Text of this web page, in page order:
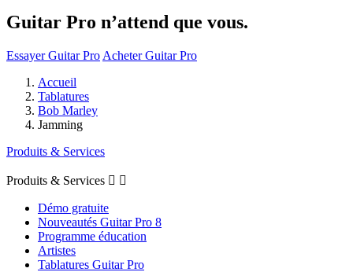
Guitar Pro n’attend que vous.
Essayer Guitar Pro Acheter Guitar Pro
Accueil
Tablatures
Bob Marley
Jamming
Produits & Services
Produits & Services  
Démo gratuite
Nouveautés Guitar Pro 8
Programme éducation
Artistes
Tablatures Guitar Pro